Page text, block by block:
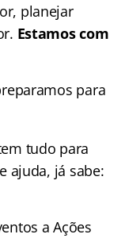
planejar
Estamos com
para
tudo para
ajuda, já sabe:
a Ações